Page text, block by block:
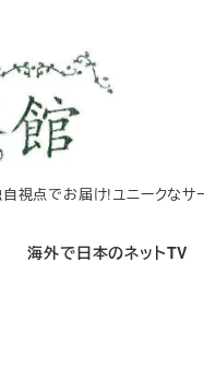
視点でお届け!ユニークなサ
海外で日本のネットTV